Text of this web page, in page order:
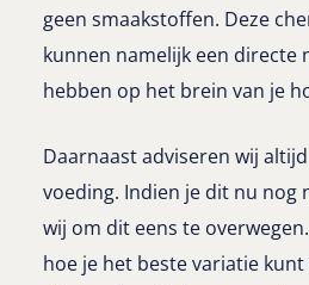
geen smaakstoffen. Deze
kunnen namelijk een directe
hebben op het brein van je
Daarnaast adviseren wij
voeding. Indien je dit nu nog
wij om dit eens te
hoe je het beste variatie